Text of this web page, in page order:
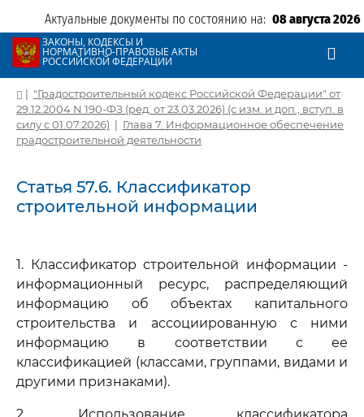
Актуальные документы по состоянию на: 08 августа 2026
ЗАКОНЫ, КОДЕКСЫ И
НОРМАТИВНО-ПРАВОВЫЕ АКТЫ
РОССИЙСКОЙ ФЕДЕРАЦИИ
| "Градостроительный кодекс Российской Федерации" от
29.12.2004 N 190-ФЗ (ред. от 23.03.2026) (с изм. и доп., вступ. в
силу с 01.07.2026) | Глава 7. Информационное обеспечение
градостроительной деятельности
Статья 57.6. Классификатор
строительной информации
1. Классификатор строительной информации -
информационный ресурс, распределяющий
информацию об объектах капитального
строительства и ассоциированную с ними
информацию в соответствии с ее
классификацией (классами, группами, видами и
другими признаками).